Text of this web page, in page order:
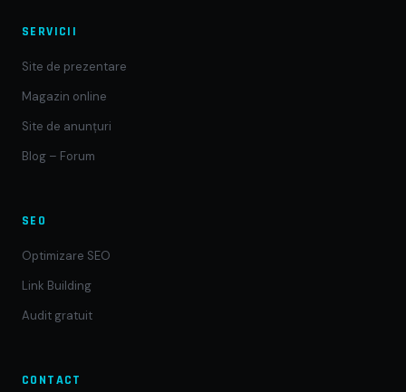
SERVICII
Site de prezentare
Magazin online
Site de anunțuri
Blog – Forum
SEO
Optimizare SEO
Link Building
Audit gratuit
CONTACT